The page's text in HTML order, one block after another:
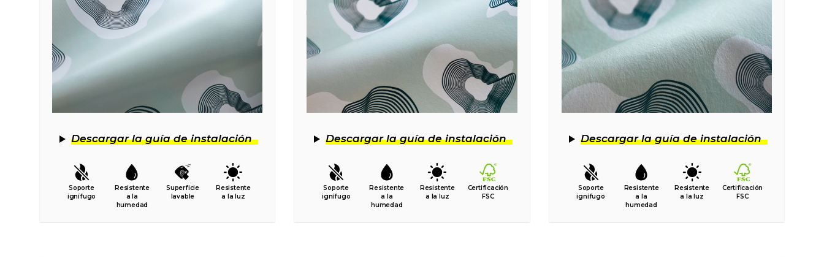
Descargar la guía de instalación
Soporte
ignífugo
Resistente
a la
humedad
Superficie
lavable
Resistente
a la luz
Descargar la guía de instalación
Soporte
ignífugo
Resistente
a la
humedad
Resistente
a la luz
Certificación
FSC
Descargar la guía de instalación
Soporte
ignífugo
Resistente
a la
humedad
Resistente
a la luz
Certificación
FSC